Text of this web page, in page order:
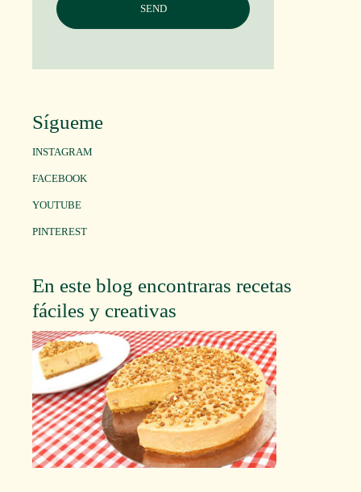
Sígueme
INSTAGRAM
FACEBOOK
YOUTUBE
PINTEREST
En este blog encontraras recetas
fáciles y creativas